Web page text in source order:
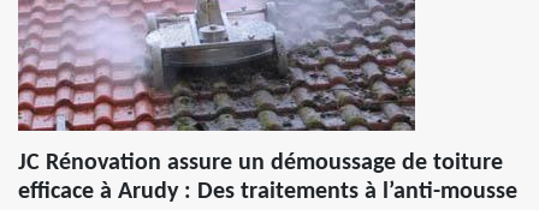
JC Rénovation assure un démoussage de toiture
efficace à Arudy : Des traitements à l’anti-mousse